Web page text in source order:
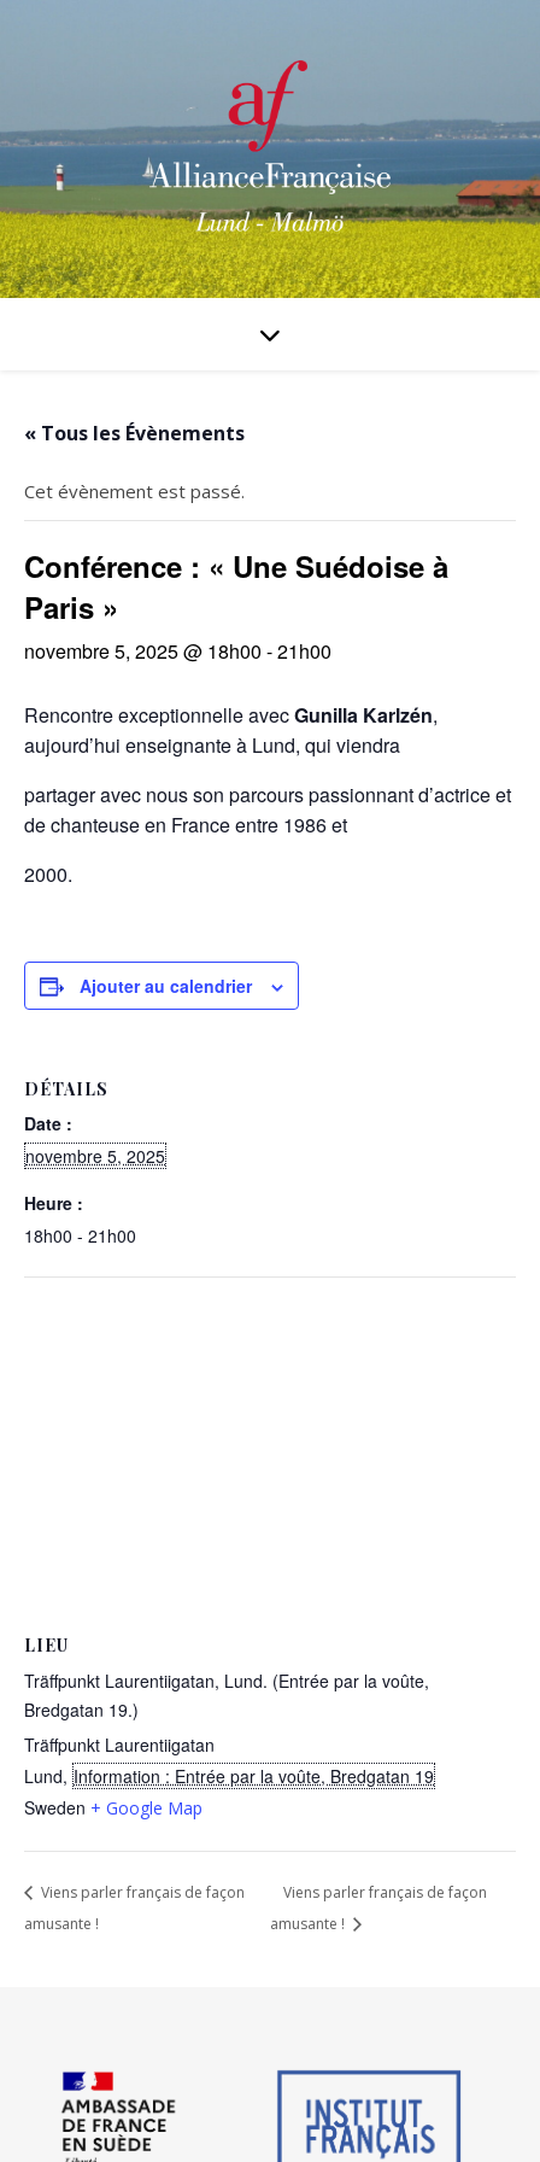
« Tous les Évènements
Cet évènement est passé.
Conférence : « Une Suédoise à
Paris »
novembre 5, 2025 @ 18h00 -21h00
Rencontre exceptionnelle avecGunilla Karlzén,
aujourd’hui enseignante à Lund, qui viendra
partager avec nous son parcours passionnant d’actrice et
de chanteuse en France entre 1986 et
2000.
Ajouter au calendrier
DÉTAILS
Date :
novembre 5, 2025
Heure :
18h00 - 21h00
LIEU
Träffpunkt Laurentiigatan, Lund. (Entrée par la voûte,
Bredgatan 19.)
Träffpunkt Laurentiigatan
Lund, Information : Entrée par la voûte, Bredgatan 19
Sweden + Google Map
Viens parler français de façon
amusante !
Viens parler français de façon
amusante !